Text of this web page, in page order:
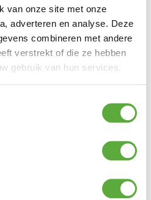
van onze site met onze
adverteren en analyse. Deze
combineren met andere
verstrekt of die ze hebben
gebruik van hun services.
Fiberglas reparatieset 4x50cm
Ø11mm
€9,95
folie diameter 48cm